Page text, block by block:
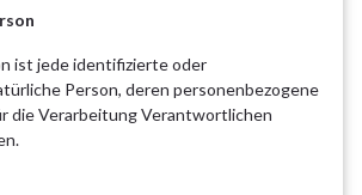
ist jede identifizierte oder
Person, deren personenbezogene
die Verarbeitung Verantwortlichen